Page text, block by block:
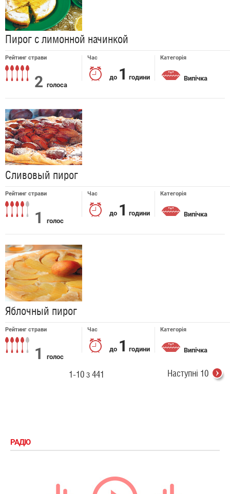
Пирог с лимонной начинкой
Рейтинг страви
2 голоса
Час
до 1 години
Категорія
Випічка
Сливовый пирог
Рейтинг страви
1 голос
Час
до 1 години
Категорія
Випічка
Яблочный пирог
Рейтинг страви
1 голос
Час
до 1 години
Категорія
Випічка
Наступні 10
1-10 з 441
РАДІО